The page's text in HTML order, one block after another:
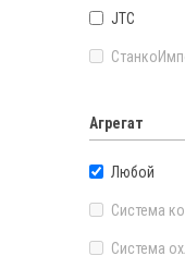
JTC
Агрегат
Любой
Система
Система